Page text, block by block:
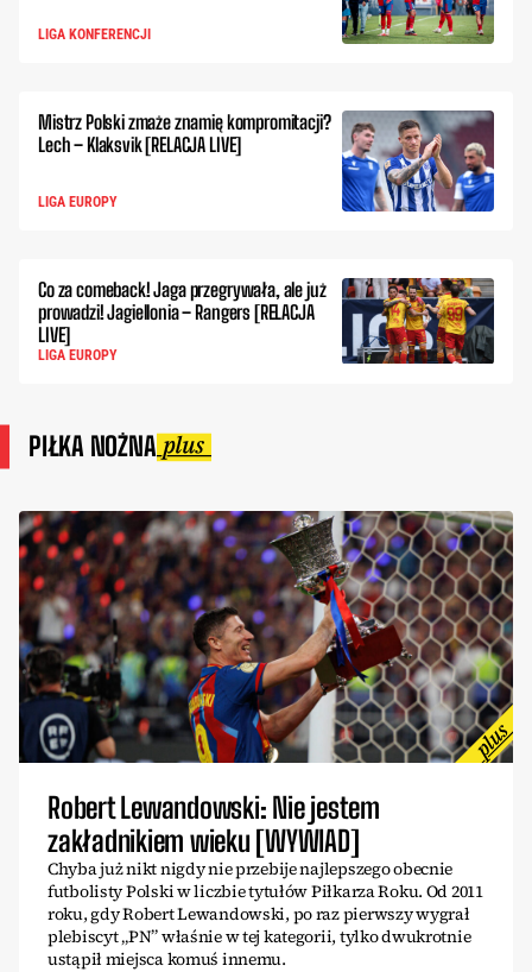
LIGA KONFERENCJI
Mistrz Polski zmaże znamię kompromitacji?
Lech – Klaksvik [RELACJA LIVE]
LIGA EUROPY
Co za comeback! Jaga przegrywała, ale już
prowadzi! Jagiellonia – Rangers [RELACJA
LIVE]
LIGA EUROPY
PIŁKA NOŻNA
Robert Lewandowski: Nie jestem
zakładnikiem wieku [WYWIAD]
Chyba już nikt nigdy nie przebije najlepszego obecnie
futbolisty Polski w liczbie tytułów Piłkarza Roku. Od 2011
roku, gdy Robert Lewandowski, po raz pierwszy wygrał
plebiscyt „PN” właśnie w tej kategorii, tylko dwukrotnie
ustąpił miejsca komuś innemu.